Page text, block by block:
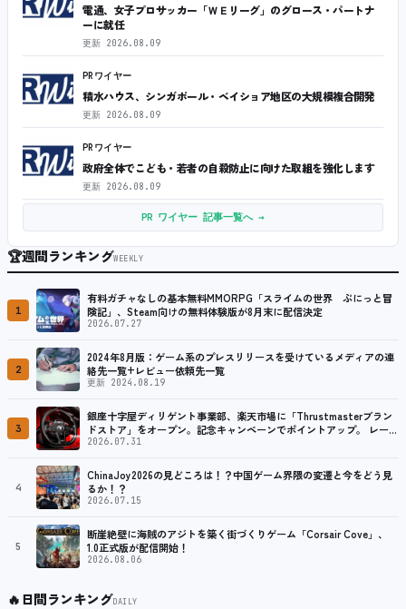
電通、女子プロサッカー「ＷＥリーグ」のグロース・パートナ
ーに就任
更新 2026.08.09
PRワイヤー
積水ハウス、シンガポール・ベイショア地区の大規模複合開発
更新 2026.08.09
PRワイヤー
政府全体でこども・若者の自殺防止に向けた取組を強化します
更新 2026.08.09
PR ワイヤー 記事一覧へ →
🏆週間ランキングWEEKLY
1
有料ガチャなしの基本無料MMORPG「スライムの世界 ぷにっと冒
険記」、Steam向けの無料体験版が8月末に配信決定
2026.07.27
2
2024年8月版：ゲーム系のプレスリリースを受けているメディアの連
絡先一覧+レビュー依頼先一覧
更新 2024.08.19
3
銀座十字屋ディリゲント事業部、楽天市場に「Thrustmasterブラン
ドストア」をオープン。記念キャンペーンでポイントアップ。 レーシ
ング／フライトシム向けコントローラーを中心に、幅広くラインナッ
2026.07.31
4
ChinaJoy2026の見どころは！？中国ゲーム界隈の変遷と今をどう見
るか！？
2026.07.15
5
断崖絶壁に海賊のアジトを築く街づくりゲーム「Corsair Cove」、
1.0正式版が配信開始！
2026.08.06
🔥日間ランキングDAILY